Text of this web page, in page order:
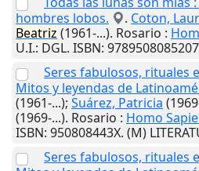
hombres lobos.
. Coton,
Beatriz (1961-...). Rosario :
U.I.: DGL. ISBN:
Seres fabulosos, rituales
Mitos y leyendas de
(1961-...); Suárez, Patricia
(1969-...). Rosario : Homo
ISBN: 950808443X. (M)
Seres fabulosos, rituales